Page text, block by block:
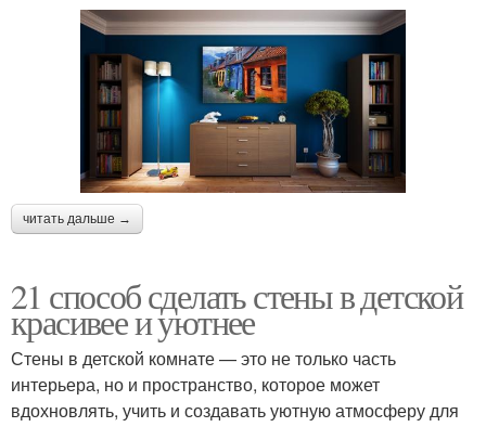
читать дальше →
21 способ сделать стены в детской
красивее и уютнее
Стены в детской комнате — это не только часть
интерьера, но и пространство, которое может
вдохновлять, учить и создавать уютную атмосферу для